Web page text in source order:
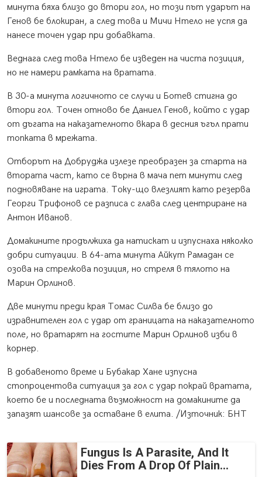
минута бяха близо до втори гол, но този път ударът на
Генов бе блокиран, а след това и Мичи Нтело не успя да
нанесе точен удар при добавката.
Веднага след това Нтело бе изведен на чиста позиция,
но не намери рамката на вратата.
В 30-а минута логичното се случи и Ботев стигна до
втори гол. Точен отново бе Даниел Генов, който с удар
от дъгата на наказателното вкара в десния ъгъл прати
топката в мрежата.
Отборът на Добруджа излезе преобразен за старта на
втората част, като се върна в мача пет минути след
подновяване на играта. Току-що влезлият като резерва
Георги Трифонов се разписа с глава след центриране на
Антон Иванов.
Домакините продължиха да натискат и изпуснаха няколко
добри ситуации. В 64-ата минута Айкут Рамадан се
озова на стрелкова позиция, но стреля в тялото на
Марин Орлинов.
Две минути преди края Томас Силва бе близо до
изравнителен гол с удар от границата на наказателното
поле, но вратарят на гостите Марин Орлинов изби в
корнер.
В добавеното време и Бубакар Хане изпусна
стопроцентова ситуация за гол с удар покрай вратата,
което бе и последната възможност на домакините да
запазят шансове за оставане в елита. /Източник: БНТ
Fungus Is A Parasite, And It
Dies From A Drop Of Plain...